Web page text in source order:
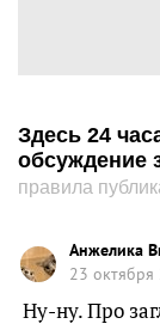
Здесь 24
обсуждение
правила
Анжелика
23
Ну-ну. Про